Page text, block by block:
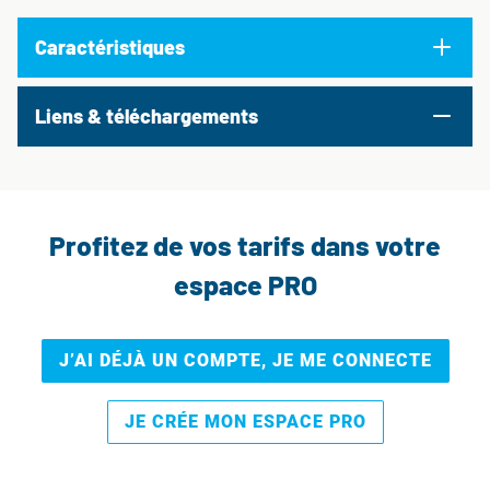
Caractéristiques
Liens & téléchargements
Profitez de vos tarifs dans votre
espace PRO
J’AI DÉJÀ UN COMPTE, JE ME CONNECTE
JE CRÉE MON ESPACE PRO